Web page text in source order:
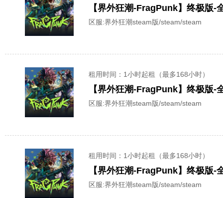
【界外狂潮-FragPunk】终极版-
区服:界外狂潮steam版/steam/steam
租用时间 ：1小时起租（最多168小时）
【界外狂潮-FragPunk】终极版-
区服:界外狂潮steam版/steam/steam
租用时间 ：1小时起租（最多168小时）
【界外狂潮-FragPunk】终极版-
区服:界外狂潮steam版/steam/steam